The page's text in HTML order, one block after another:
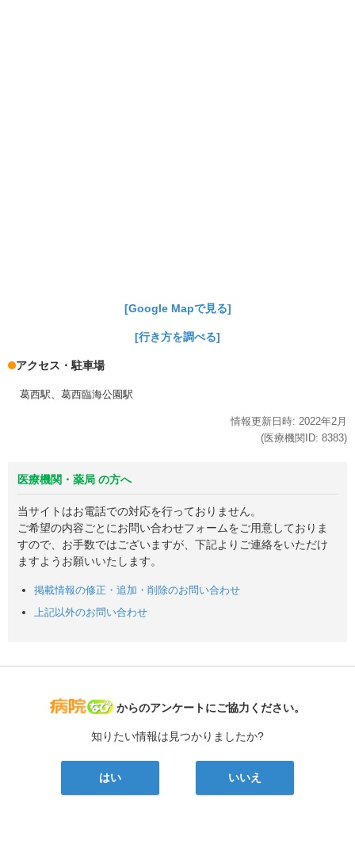
[Google Mapで見る]
[行き方を調べる]
アクセス・駐車場
葛西駅、葛西臨海公園駅
情報更新日時: 2022年2月
(医療機関ID: 8383)
医療機関・薬局 の方へ
当サイトはお電話での対応を行っておりません。
ご希望の内容ごとにお問い合わせフォームをご用意しておりま
すので、お手数ではございますが、下記よりご連絡をいただけ
ますようお願いいたします。
掲載情報の修正・追加・削除のお問い合わせ
上記以外のお問い合わせ
病院なび
からのアンケートにご協力ください。
知りたい情報は見つかりましたか?
はい いいえ